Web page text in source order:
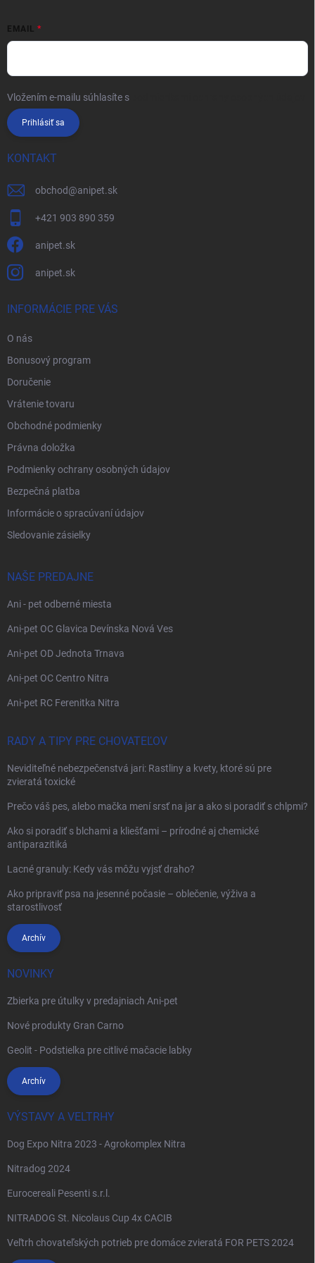
EMAIL
Vložením e-mailu súhlasíte s
Prihlásiť sa
KONTAKT
obchod@anipet.sk
+421 903 890 359
anipet.sk
anipet.sk
INFORMÁCIE PRE VÁS
O nás
Bonusový program
Doručenie
Vrátenie tovaru
Obchodné podmienky
Právna doložka
Podmienky ochrany osobných údajov
Bezpečná platba
Informácie o spracúvaní údajov
Sledovanie zásielky
NAŠE PREDAJNE
Ani - pet odberné miesta
Ani-pet OC Glavica Devínska Nová Ves
Ani-pet OD Jednota Trnava
Ani-pet OC Centro Nitra
Ani-pet RC Ferenitka Nitra
RADY A TIPY PRE CHOVATEĽOV
Neviditeľné nebezpečenstvá jari: Rastliny a kvety, ktoré sú pre
zvieratá toxické
Prečo váš pes, alebo mačka mení srsť na jar a ako si poradiť s chlpmi?
Ako si poradiť s blchami a kliešťami – prírodné aj chemické
antiparazitiká
Lacné granuly: Kedy vás môžu vyjsť draho?
Ako pripraviť psa na jesenné počasie – oblečenie, výživa a
starostlivosť
Archív
NOVINKY
Zbierka pre útulky v predajniach Ani-pet
Nové produkty Gran Carno
Geolit - Podstielka pre citlivé mačacie labky
Archív
VÝSTAVY A VELTRHY
Dog Expo Nitra 2023 - Agrokomplex Nitra
Nitradog 2024
Eurocereali Pesenti s.r.l.
NITRADOG St. Nicolaus Cup 4x CACIB
Veľtrh chovateľských potrieb pre domáce zvieratá FOR PETS 2024